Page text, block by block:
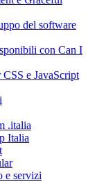
del software
con Can I
e JavaScript
.italia
Italia
e servizi